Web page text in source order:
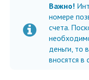
Важно!
номере
счета.
деньги, то
вносятся в